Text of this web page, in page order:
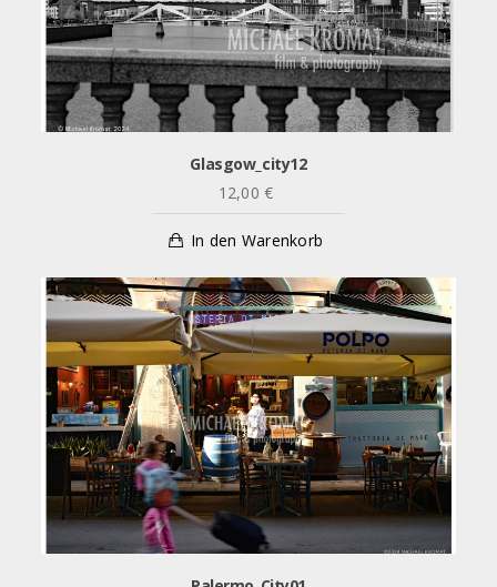
Glasgow_city12
12,00€
In den Warenkorb